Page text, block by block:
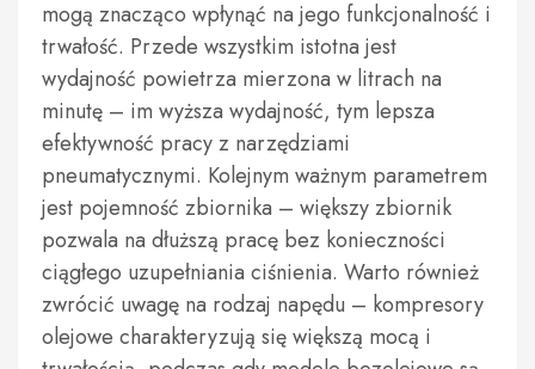
mogą znacząco wpłynąć na jego funkcjonalność i
trwałość. Przede wszystkim istotna jest
wydajność powietrza mierzona w litrach na
minutę – im wyższa wydajność, tym lepsza
efektywność pracy z narzędziami
pneumatycznymi. Kolejnym ważnym parametrem
jest pojemność zbiornika – większy zbiornik
pozwala na dłuższą pracę bez konieczności
ciągłego uzupełniania ciśnienia. Warto również
zwrócić uwagę na rodzaj napędu – kompresory
olejowe charakteryzują się większą mocą i